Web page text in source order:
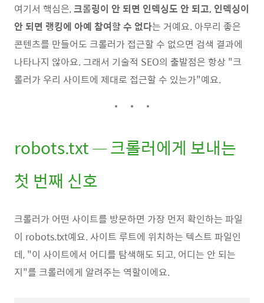
여기서 핵심은,크롤링이 안 되면 인덱싱도 안 되고, 인덱싱이
안 되면 랭킹에 아예 참여할 수 없다는 거예요. 아무리 좋은
콘텐츠를 만들어도 크롤러가 접근할 수 없으면 검색 결과에
나타나지 않아요. 그래서 기술적 SEO의 출발점은 항상 "크
롤러가 우리 사이트에 제대로 접근할 수 있는가"예요.
robots.txt — 크롤러에게 보내는
첫 번째 신호
크롤러가 어떤 사이트를 방문하면 가장 먼저 확인하는 파일
이 robots.txt예요. 사이트 루트에 위치하는 텍스트 파일인
데, "이 사이트에서 어디를 탐색해도 되고, 어디는 안 되는
지"를 크롤러에게 알려주는 역할이에요.